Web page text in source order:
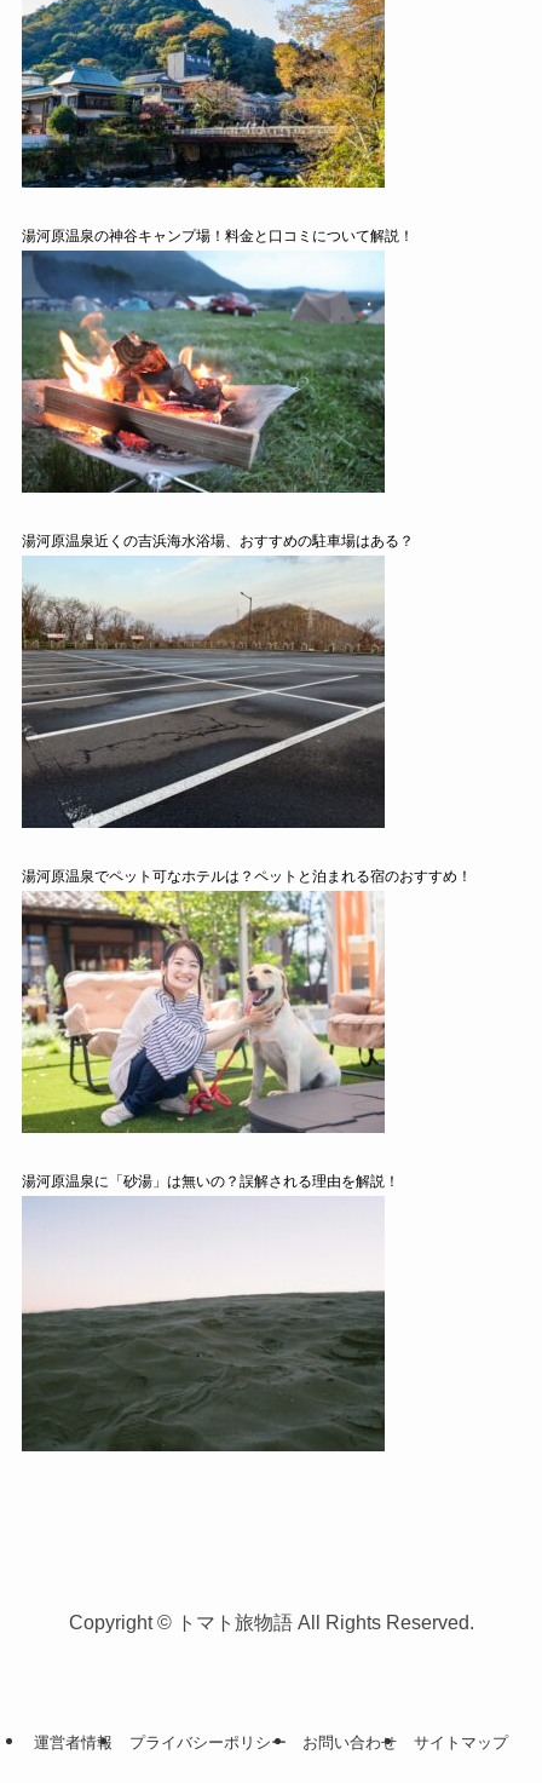
湯河原温泉の神谷キャンプ場！料金と口コミについて解説！
湯河原温泉近くの吉浜海水浴場、おすすめの駐車場はある？
湯河原温泉でペット可なホテルは？ペットと泊まれる宿のおすすめ！
湯河原温泉に「砂湯」は無いの？誤解される理由を解説！
Copyright © トマト旅物語 All Rights Reserved.
運営者情報 プライバシーポリシー お問い合わせ サイトマップ